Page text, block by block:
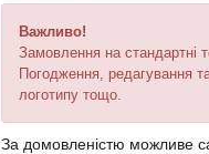
Важливо!
Замовлення на стандартні
Погодження, редагування
логотипу тощо.
За домовленістю можливе